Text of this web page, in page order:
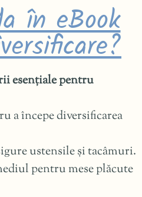
în eBook
esențiale pentru
a începe diversificarea
ustensile și tacâmuri.
pentru mese plăcute